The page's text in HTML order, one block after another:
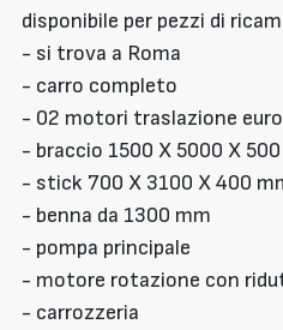
disponibile per pezzi di
- si trova a Roma
- carro completo
- 02 motori traslazione
- braccio 1500 X 5000 X
- stick 700 X 3100 X 400
- benna da 1300 mm
- pompa principale
- motore rotazione con
- carrozzeria